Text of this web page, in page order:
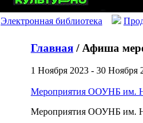
Электронная библиотека
Главная / Афиша
1 Ноября 2023 - 30 Ноября
Мероприятия ООУНБ им.
Мероприятия ООУНБ им.